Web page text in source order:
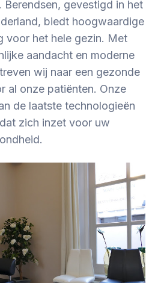
gevestigd in het
biedt hoogwaardige
voor het hele gezin. Met
aandacht en moderne
wij naar een gezonde
al onze patiënten. Onze
de laatste technologieën
zich inzet voor uw